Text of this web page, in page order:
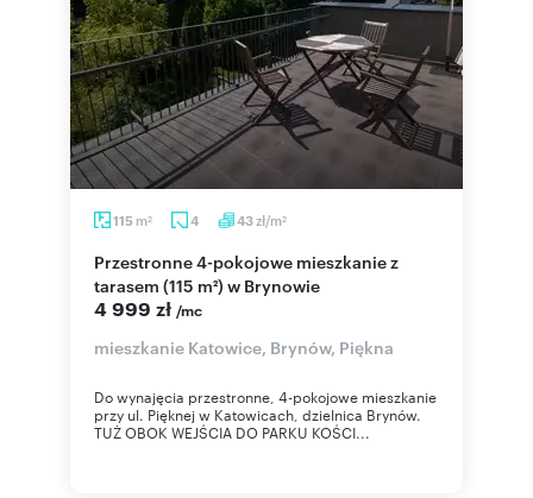
115 m2 4 43zł/m2
Przestronne 4-pokojowe mieszkanie z
tarasem (115 m²) w Brynowie
4 999 zł /mc
mieszkanie Katowice, Brynów, Piękna
Do wynajęcia przestronne, 4-pokojowe mieszkanie
przy ul. Pięknej w Katowicach, dzielnica Brynów.
TUŻ OBOK WEJŚCIA DO PARKU KOŚCI...